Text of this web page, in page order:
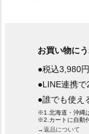
お買い物に
●税込3,980
●LINE連携
●誰でも使え
※1.北海道・沖縄
※2.カートに自動
→返品について